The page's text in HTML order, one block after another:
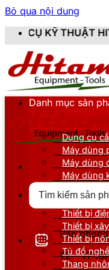
Bỏ qua nội dung
- CUNG CẤP
Văn
T2 - T7
Danh mục sản
Dụng cụ
Máy dùng
Máy dùng
Máy dùng
Thiết bị
Thiết bị
Thiết bị
Thiết bị
Tủ đồ nghề
Thang